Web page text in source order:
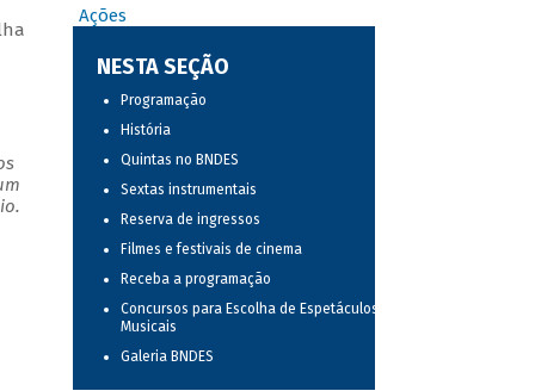
Ações
NESTA SEÇÃO
Programação
História
Quintas no BNDES
Sextas instrumentais
Reserva de ingressos
Filmes e festivais de cinema
Receba a programação
Concursos para Escolha de Espetáculos
Musicais
Galeria BNDES